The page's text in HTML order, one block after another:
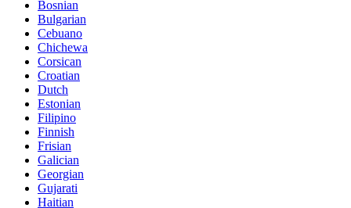
Bosnian
Bulgarian
Cebuano
Chichewa
Corsican
Croatian
Dutch
Estonian
Filipino
Finnish
Frisian
Galician
Georgian
Gujarati
Haitian